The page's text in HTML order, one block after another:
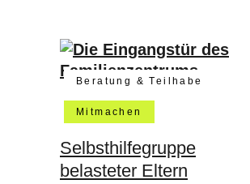
Beratung & Teilhabe
Mitmachen
Selbsthilfegruppe
belasteter Eltern